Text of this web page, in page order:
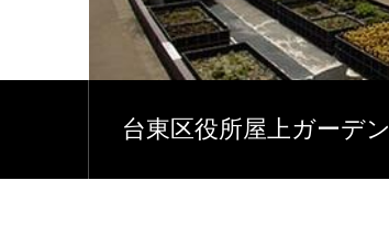
台東区役所屋上ガーデン